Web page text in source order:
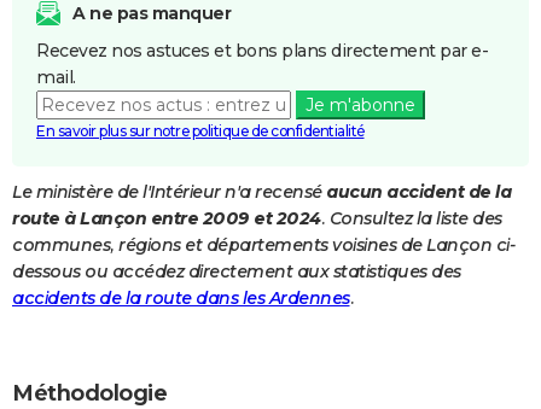
Destinations
City break
Voyage nature
Voyage de noces
Forum
Climat
PHOTO
GUIDES D'ACHAT
BONS PLANS
Carte de Noël
Carte Bonne année
Carte Saint-Valentin
Carte Pâques
Carte d'anniversaire
DICTIONNAIRE
Dictionnaire
Biographies
Citations
Expressions
Proverbes
PROGRAMME TV
A ne pas manquer
Recevez nos astuces et bons plans directement par e-
mail.
Je m'abonne
En savoir plus sur notre politique de confidentialité
Le ministère de l'Intérieur n'a recensé aucun accident de la
route à Lançon entre 2009 et 2024. Consultez la liste des
communes, régions et départements voisines de Lançon ci-
dessous ou accédez directement aux statistiques des
accidents de la route dans les Ardennes.
Méthodologie